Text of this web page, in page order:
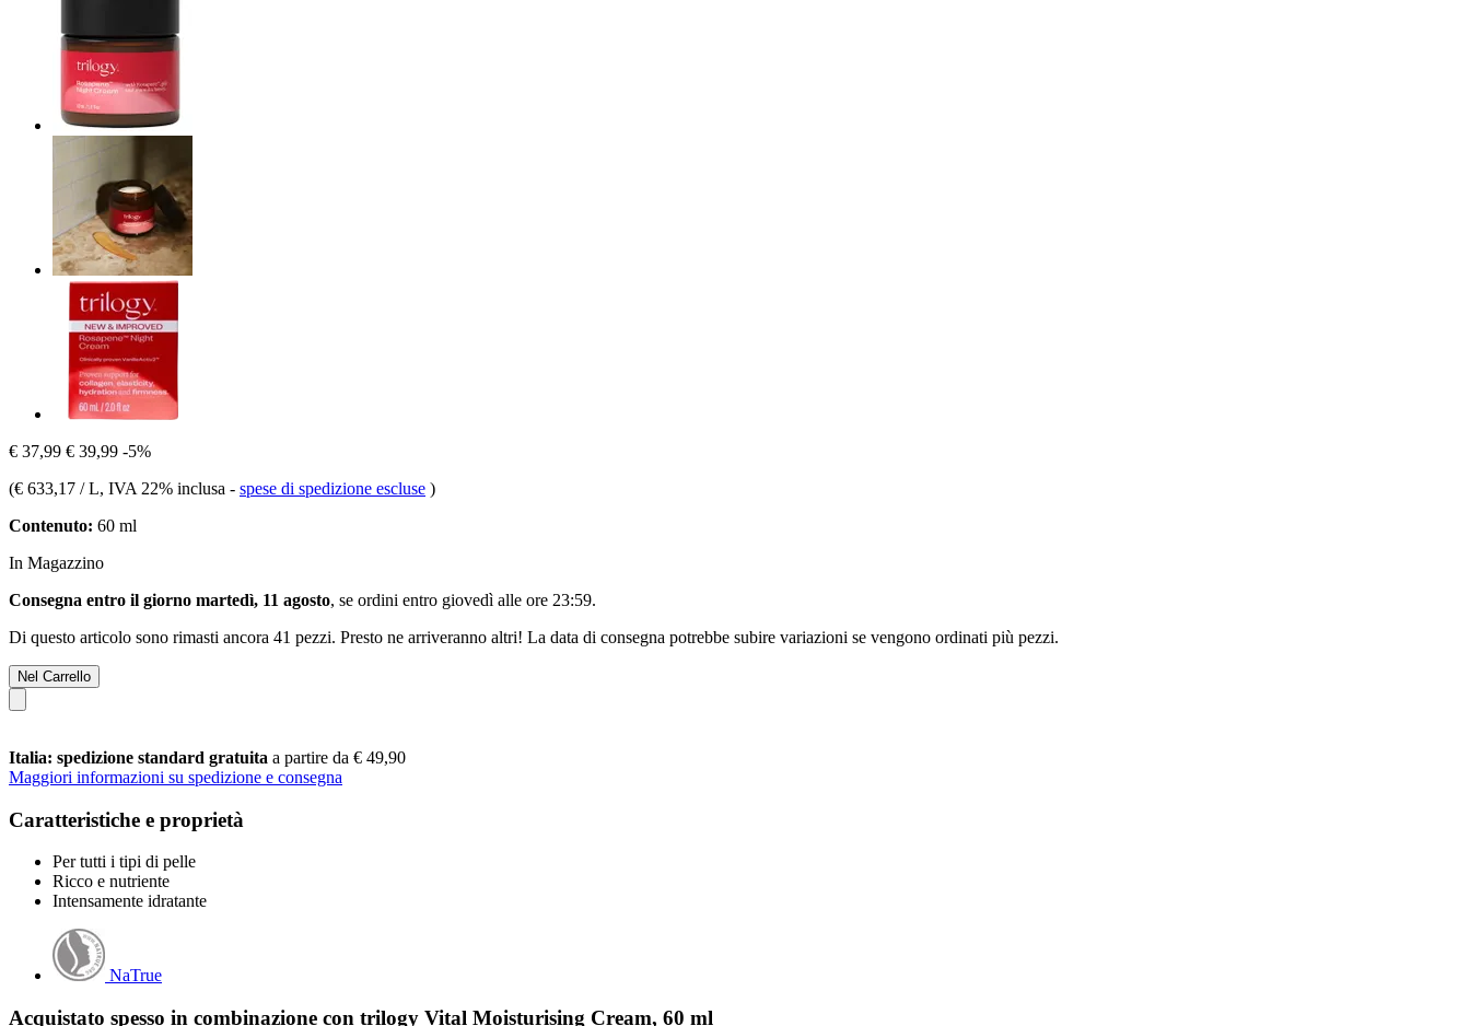
€ 37,99 € 39,99 -5%
(€ 633,17 / L, IVA 22% inclusa - spese di spedizione escluse )
Contenuto: 60 ml
In Magazzino
Consegna entro il giorno martedì, 11 agosto, se ordini entro giovedì alle ore 23:59.
Di questo articolo sono rimasti ancora 41 pezzi. Presto ne arriveranno altri! La data di consegna potrebbe subire variazioni se vengono ordinati più pezzi.
Nel Carrello
Italia: spedizione standard gratuita a partire da € 49,90
Maggiori informazioni su spedizione e consegna
Caratteristiche e proprietà
Per tutti i tipi di pelle
Ricco e nutriente
Intensamente idratante
NaTrue
Acquistato spesso in combinazione con trilogy Vital Moisturising Cream, 60 ml